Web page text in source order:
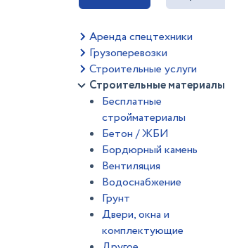
Аренда спецтехники
Грузоперевозки
Строительные услуги
Строительные материалы
Бесплатные
стройматериалы
Бетон / ЖБИ
Бордюрный камень
Вентиляция
Водоснабжение
Грунт
Двери, окна и
комплектующие